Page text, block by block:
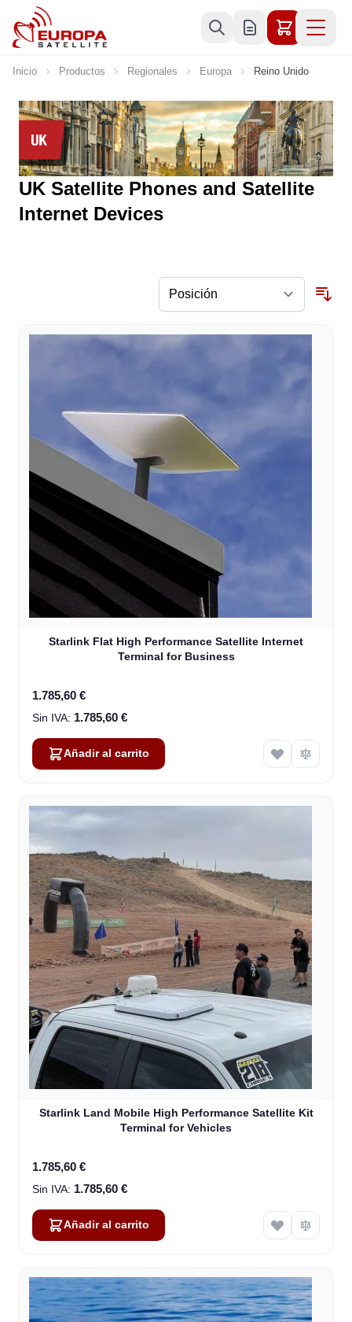
Ir al contenido
Inicio Productos Regionales Europa Reino Unido
UK Satellite Phones and Satellite
Internet Devices
Starlink Flat High Performance Satellite Internet
Terminal for Business
1.785,60 €
1.785,60 €
Añadir al carrito
Starlink Land Mobile High Performance Satellite Kit
Terminal for Vehicles
1.785,60 €
1.785,60 €
Añadir al carrito